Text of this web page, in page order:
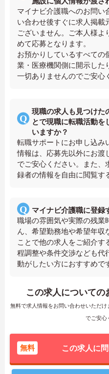
マイナビ介護職へのお問い
い合わせ後すぐに求人掲載
ございません。ご本人様よ
めて応募となります。
お預かりしているすべての
業・医療機関側に開示した
一切ありませんのでご安心
現職の求人も見つけた
とで現職に転職活動を
いますか？
転職サポートにお申し込み
情報は、応募先以外にお渡
でご安心ください。また、
録者の情報を自由に閲覧す
マイナビ介護職に登録
職場の雰囲気や実際の残業
ん、希望勤務地や希望年収
ことで他の求人をご紹介す
程調整や条件交渉なども代
動がしたい方におすすめで
この求人についての
無料で求人情報をお問い合わせいただ
でご安心
無料 この求人に